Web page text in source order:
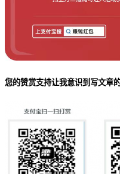
您的赞赏支持让我意识到写文章